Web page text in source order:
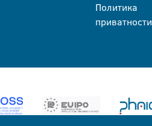
Политика
приватности